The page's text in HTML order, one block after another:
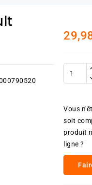
Vous
soit
produit
ligne ?